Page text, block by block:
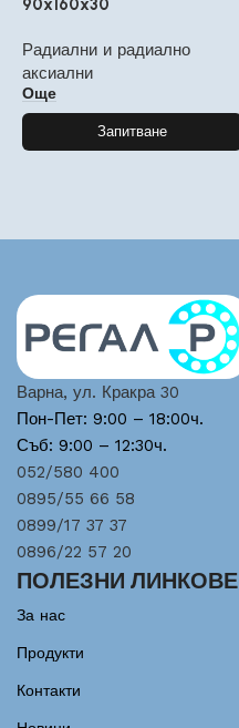
90x160x30
Радиални и радиално
аксиални
Още
Запитване
Варна, ул. Кракра 30
Пон-Пет: 9:00 – 18:00ч.
Съб: 9:00 – 12:30ч.
052/580 400
0895/55 66 58
0899/17 37 37
0896/22 57 20
ПОЛЕЗНИ ЛИНКОВЕ
За нас
Продукти
Контакти